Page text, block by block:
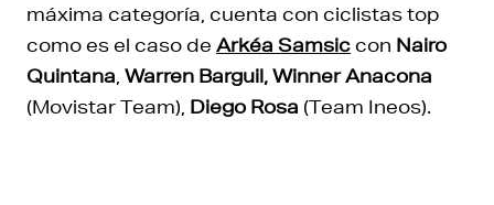
máxima categoría, cuenta con ciclistas top
como es el caso de Arkéa Samsiccon Nairo
Quintana, Warren Barguil, Winner Anacona
(Movistar Team), Diego Rosa (Team Ineos).